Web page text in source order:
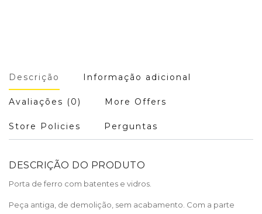
Descrição Informação adicional
Avaliações (0) More Offers
Store Policies Perguntas
DESCRIÇÃO DO PRODUTO
Porta de ferro com batentes e vidros.
Peça antiga, de demolição, sem acabamento. Com a parte